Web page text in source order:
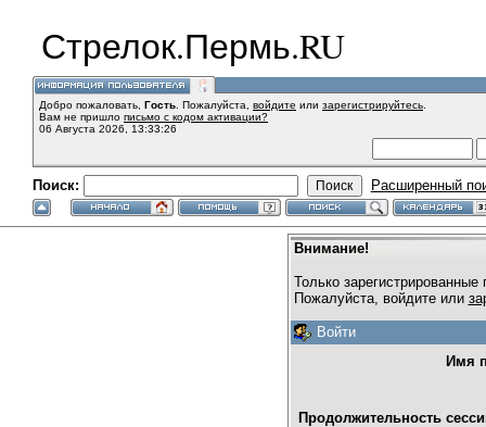
Стрелок.Пермь.RU
Добро пожаловать, Гость . Пожалуйста, войдите или зарегистрируйтесь
Вам не пришло письмо с кодом активации?
06 Августа 2026, 13:33:26
Поиск: Расширенный
Внимание!
Только
Пожалуйста, войдите или
Войти
Имя
Продолжительность